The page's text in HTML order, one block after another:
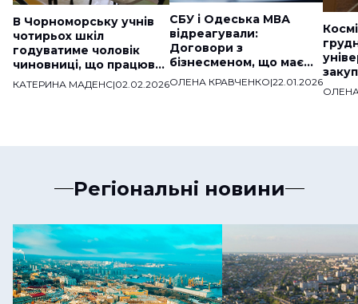
В Чорноморську учнів
чотирьох шкіл
годуватиме чоловік
чиновниці, що працював
на «скандальну» фірму
КАТЕРИНА МАДЕНС|02.02.2026
СБУ і Одеська МВА
відреагували:
Договори з
бізнесменом, що має
звʼязки з ДНР,
ОЛЕНА КРАВЧЕНКО|22.01.2026
Регіональні новини